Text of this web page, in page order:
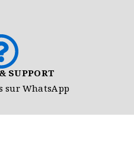
SUPPORT
sur WhatsApp